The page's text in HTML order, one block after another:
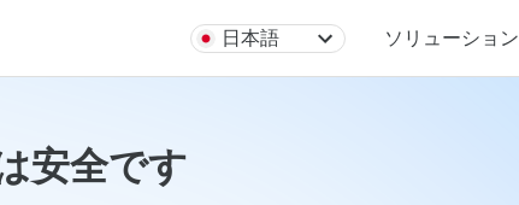
日本語 ソリューション
安全です